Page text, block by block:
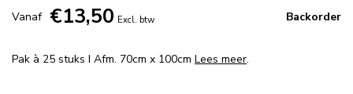
Vanaf €13,50 Excl. btw Backorder
Pak à 25 stuks I Afm. 70cm x 100cm Lees meer.